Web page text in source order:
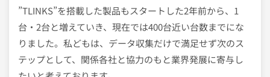
”TLINKS”を搭載した製品もスタートした2年前から、1
台・2台と増えていき、現在では400台近い台数までにな
りました。私どもは、データ収集だけで満足せず次のス
テップとして、関係各社と協力のもと業界発展に寄与し